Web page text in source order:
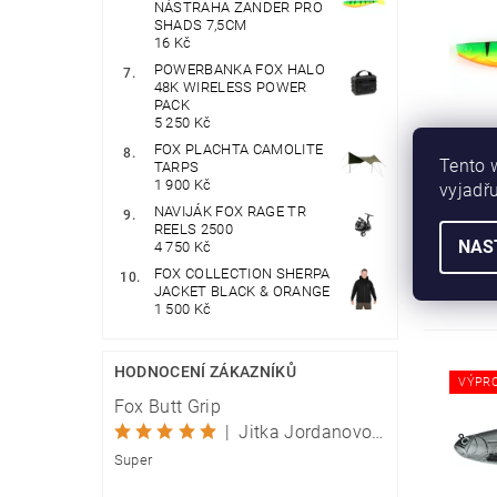
NÁSTRAHA ZANDER PRO
SHADS 7,5CM
16 Kč
POWERBANKA FOX HALO
48K WIRELESS POWER
PACK
5 250 Kč
FOX PLACHTA CAMOLITE
TARPS
1 900 Kč
NAVIJÁK FOX RAGE TR
REELS 2500
4 750 Kč
FOX COLLECTION SHERPA
JACKET BLACK & ORANGE
1 500 Kč
HODNOCENÍ ZÁKAZNÍKŮ
Fox Butt Grip
|
Jitka Jordanovová
Super
Tento